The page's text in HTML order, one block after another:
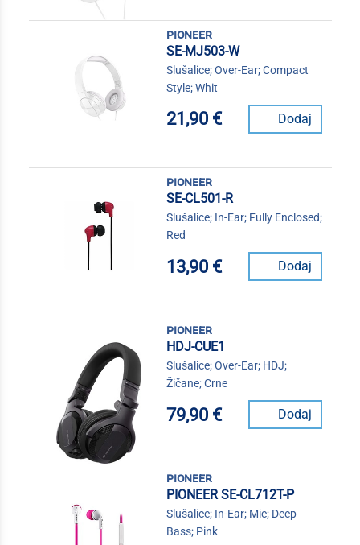
pioneer
SE-MJ503-W
Slušalice; Over-Ear; Compact
Style; Whit
21,90 € Dodaj
pioneer
SE-CL501-R
Slušalice; In-Ear; Fully Enclosed;
Red
13,90 € Dodaj
pioneer
HDJ-CUE1
Slušalice; Over-Ear; HDJ;
Žičane; Crne
79,90 € Dodaj
pioneer
PIONEER SE-CL712T-P
Slušalice; In-Ear; Mic; Deep
Bass; Pink